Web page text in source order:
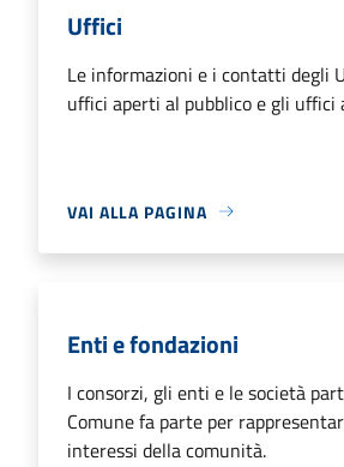
Uffici
Le informazioni e i contatti degli
uffici aperti al pubblico e gli uffici
VAI ALLA PAGINA
Enti e fondazioni
I consorzi, gli enti e le società
Comune fa parte per
interessi della comunità.